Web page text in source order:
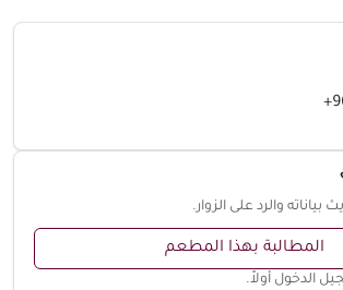
والرد على الزوار.
المطالبة بهذا المطعم
الدخول أولاً.